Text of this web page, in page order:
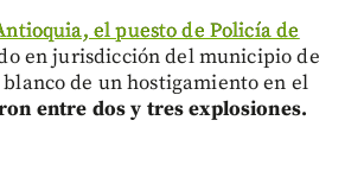
el puesto de Policía de
en jurisdicción del municipio de
de un hostigamiento en el
entre dos y tres explosiones.